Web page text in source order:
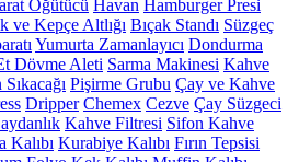
Öğütücü Havan Hamburger Presi
ve Kepçe Altlığı Bıçak Standı Süzgeç
Yumurta Zamanlayıcı Dondurma
Dövme Aleti Sarma Makinesi Kahve
Pişirme Grubu Çay ve Kahve
Dripper Chemex Cezve Çay Süzgeci
Kahve Filtresi Sifon Kahve
Kalıbı Kurabiye Kalıbı Fırın Tepsisi